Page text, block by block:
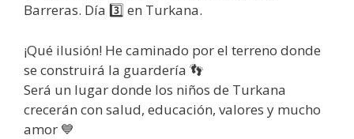
Barreras. Día 3️⃣ en Turkana.
¡Qué ilusión! He caminado por el terreno donde
se construirá la guardería 👣
Será un lugar donde los niños de Turkana
crecerán con salud, educación, valores y mucho
amor 💙